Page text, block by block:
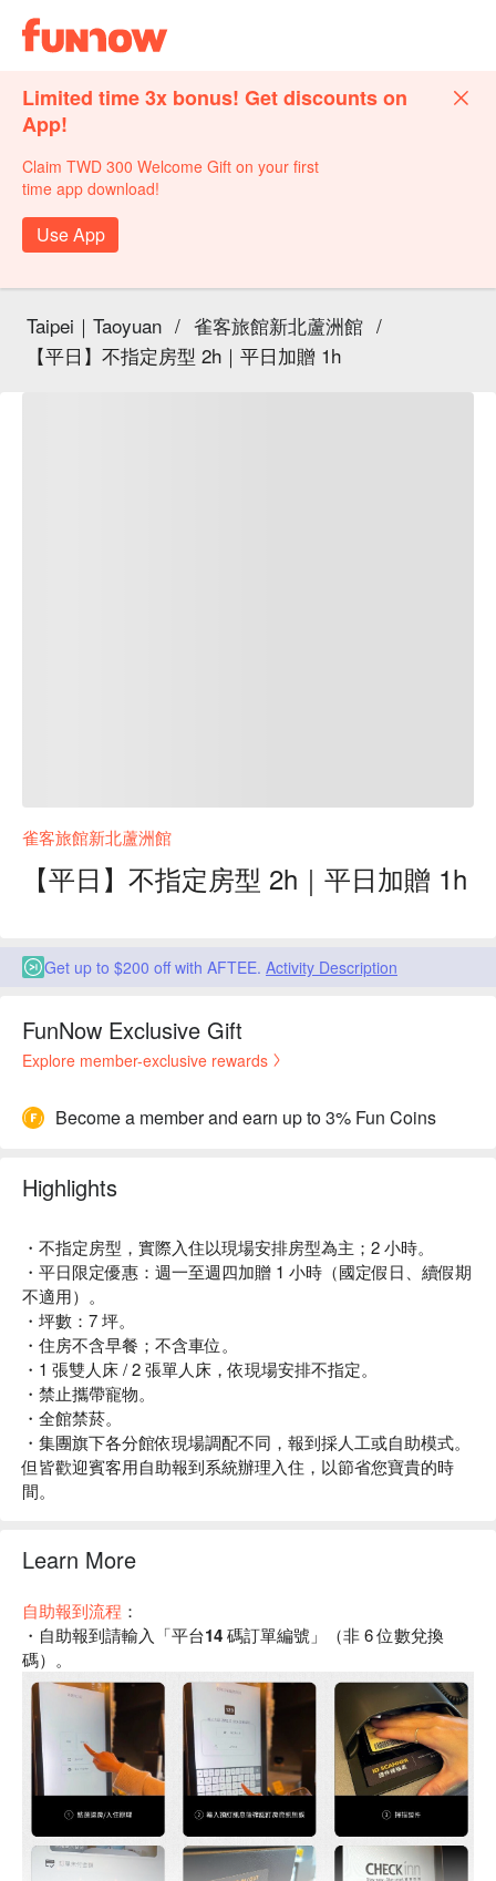
Limited time 3x bonus! Get discounts on
App!
Claim TWD 300 Welcome Gift on your first
time app download!
Use App
Taipei｜Taoyuan / 雀客旅館新北蘆洲館 /
【平日】不指定房型 2h｜平日加贈 1h
雀客旅館新北蘆洲館
【平日】不指定房型 2h｜平日加贈 1h
Get up to $200 off with AFTEE. Activity Description
FunNow Exclusive Gift
Explore member-exclusive rewards
Become a member and earn up to 3% Fun Coins
Highlights
・不指定房型，實際入住以現場安排房型為主；2 小時。
・平日限定優惠：週一至週四加贈 1 小時（國定假日、續假期
不適用）。
・坪數：7 坪。
・住房不含早餐；不含車位。
・1 張雙人床 / 2 張單人床，依現場安排不指定。
・禁止攜帶寵物。
・全館禁菸。
・集團旗下各分館依現場調配不同，報到採人工或自助模式。
但皆歡迎賓客用自助報到系統辦理入住，以節省您寶貴的時
間。
Learn More
自助報到流程 ：
・自助報到請輸入「平台14 碼訂單編號 」（非 6 位數兌換
碼）。